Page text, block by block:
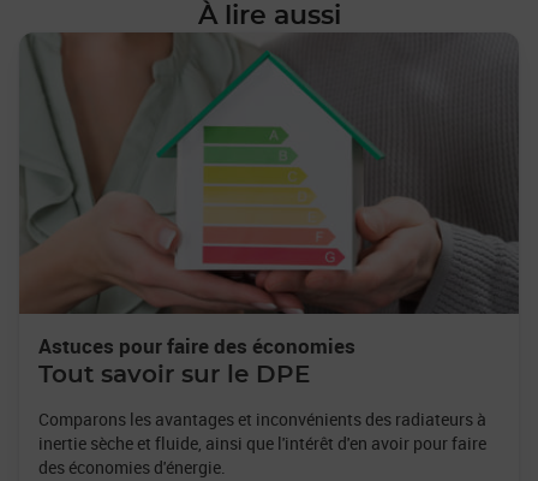
À lire aussi
Astuces pour faire des économies
Tout savoir sur le DPE
Comparons les avantages et inconvénients des radiateurs à
inertie sèche et fluide, ainsi que l'intérêt d'en avoir pour faire
des économies d'énergie.